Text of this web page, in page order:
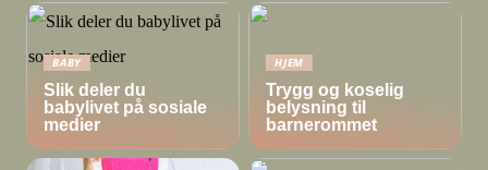
BABY
Slik deler du
babylivet på sosiale
medier
HJEM
Trygg og koselig
belysning til
barnerommet